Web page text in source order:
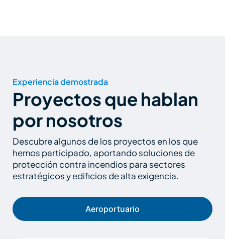
Experiencia demostrada
Proyectos que hablan
por nosotros
Descubre algunos de los proyectos en los que
hemos participado, aportando soluciones de
protección contra incendios para sectores
estratégicos y edificios de alta exigencia.
Aeroportuario